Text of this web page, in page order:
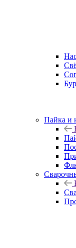
Пайка и